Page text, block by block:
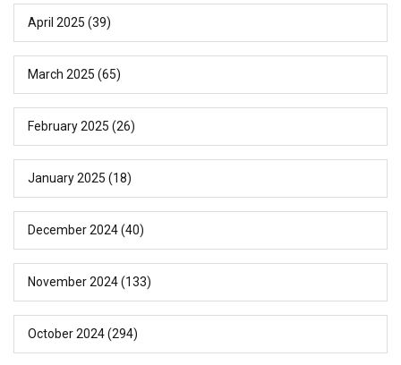
April 2025 (39)
March 2025 (65)
February 2025 (26)
January 2025 (18)
December 2024(40)
November 2024(133)
October 2024(294)